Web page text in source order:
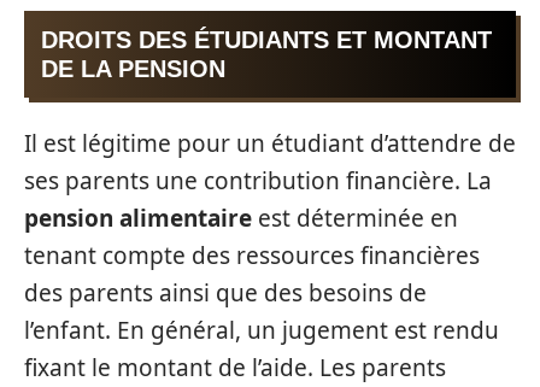
DROITS DES ÉTUDIANTS ET MONTANT
DE LA PENSION
Il est légitime pour un étudiant d’attendre de
ses parents une contribution financière. La
pension alimentaire est déterminée en
tenant compte des ressources financières
des parents ainsi que des besoins de
l’enfant. En général, un jugement est rendu
fixant le montant de l’aide. Les parents